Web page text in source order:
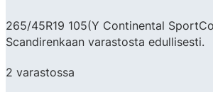
265/45R19 105(Y Continental
Scandirenkaan varastosta edullisesti.
2 varastossa